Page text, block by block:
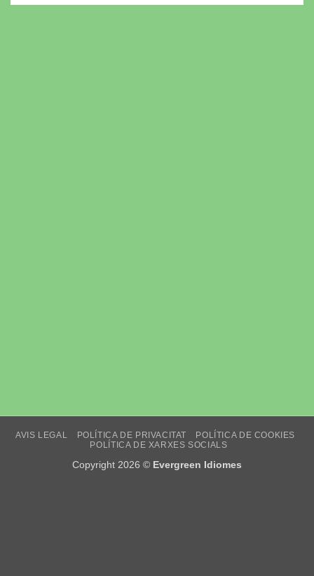
AVIS LEGAL POLÍTICA DE PRIVACITAT
POLÍTICA DE COOKIES
POLÍTICA DE XARXES SOCIALS
Copyright 2026 © Evergreen Idiomes